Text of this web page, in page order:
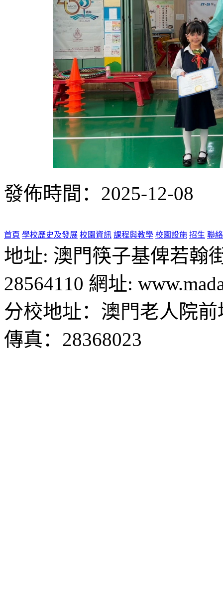
發佈時間：2025-12-08
首頁 學校歷史及發展 校園資訊 課程與教學 校園設施 招生 聯
地址: 澳門筷子基俾若翰
28564110 網址:
分校地址：澳門老人院
傳真：28368023